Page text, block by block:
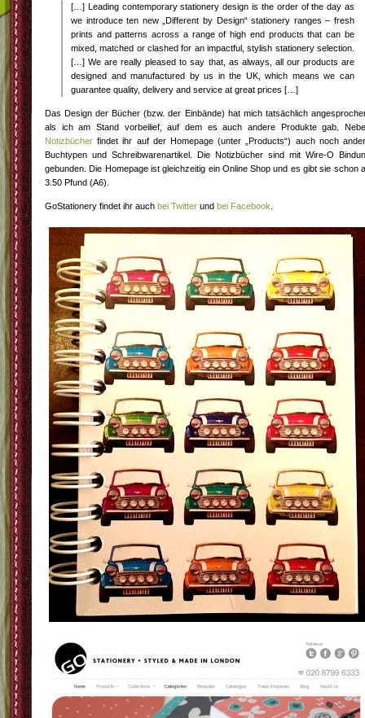
[…] Leading contemporary stationery design is the order of the day as
we introduce ten new „Different by Design“ stationery ranges – fresh
prints and patterns across a range of high end products that can be
mixed, matched or clashed for an impactful, stylish stationery selection.
[…] We are really pleased to say that, as always, all our products are
designed and manufactured by us in the UK, which means we can
guarantee quality, delivery and service at great prices […]
Das Design der Bücher (bzw. der Einbände) hat mich tatsächlich
als ich am Stand vorbeilief, auf dem es auch andere Produkte gab.
Notizbücher findet ihr auf der Homepage (unter „Products“) auch noch
Buchtypen und Schreibwarenartikel. Die Notizbücher sind mit Wire-O
gebunden. Die Homepage ist gleichzeitig ein Online Shop und es gibt sie schon
3.50 Pfund (A6).
GoStationery findet ihr auch bei Twitter und bei Facebook